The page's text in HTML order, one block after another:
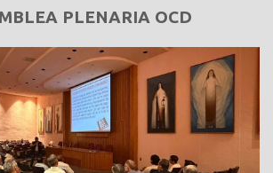
PLENARIA OCD